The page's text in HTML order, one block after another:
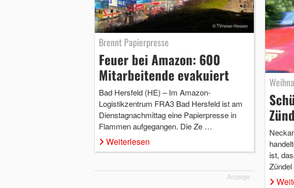
Brennt Papierpresse
Feuer bei Amazon: 600
Mitarbeitende evakuiert
Bad Hersfeld (HE) – Im Amazon-
Logistikzentrum FRA3 Bad Hersfeld ist am
Dienstagnachmittag eine Papierpresse in
Flammen aufgegangen. Die Ze …
Weiterlesen
Anzeige
ist,